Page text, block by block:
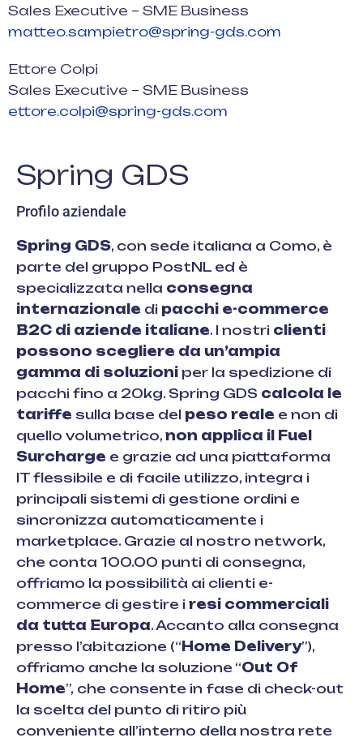
Sales Executive – SME Business
matteo.sampietro@spring-gds.com
Ettore Colpi
Sales Executive – SME Business
ettore.colpi@spring-gds.com
Spring GDS
Profilo aziendale
Spring GDS, con sede italiana a Como, è
parte del gruppo PostNL ed è
specializzata nella consegna
internazionale di pacchi e-commerce
B2C di aziende italiane. I nostri clienti
possono scegliere da un’ampia
gamma di soluzioni per la spedizione di
pacchi fino a 20kg. Spring GDS calcola le
tariffe sulla base del peso reale e non di
quello volumetrico, non applica il Fuel
Surcharge e grazie ad una piattaforma
IT flessibile e di facile utilizzo, integra i
principali sistemi di gestione ordini e
sincronizza automaticamente i
marketplace. Grazie al nostro network,
che conta 100.00 punti di consegna,
offriamo la possibilità ai clienti e-
commerce di gestire i resi commerciali
da tutta Europa. Accanto alla consegna
presso l’abitazione (“Home Delivery”),
offriamo anche la soluzione “Out Of
Home”, che consente in fase di check-out
la scelta del punto di ritiro più
conveniente all’interno della nostra rete